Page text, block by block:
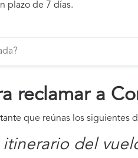
plazo de 7 días.
reclamar a
que reúnas los siguientes
del